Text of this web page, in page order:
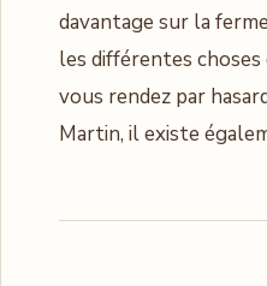
davantage sur la
les différentes choses
vous rendez par
Martin, il existe